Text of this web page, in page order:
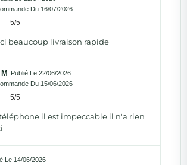
Du 16/07/2026
5/5
beaucoup livraison rapide
Publié Le 22/06/2026
Du 15/06/2026
5/5
il est impeccable il n'a rien
Le 14/06/2026